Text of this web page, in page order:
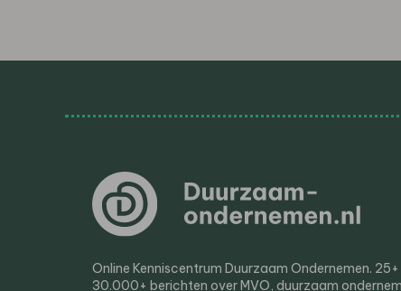
Online Kenniscentrum Duurzaam Ondernemen.
30.000+ berichten over MVO, duurzaam